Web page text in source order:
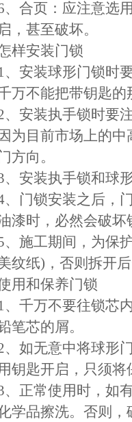
、合页：应注意选
启，甚至破坏。
样安装门锁
、安装球形门锁时
万不能把带钥匙
、安装执手锁时要
因为目前市场上的
方向。
、安装执手锁和球
、门锁安装之后，
漆时，必然会破坏
、施工期间，为保
纹纸)，否则拆开
用和保养门锁
、千万不要往锁芯
笔芯的屑。
、如无意中将球形
钥匙开启，只须
、正常使用时，如
学品擦洗。否则